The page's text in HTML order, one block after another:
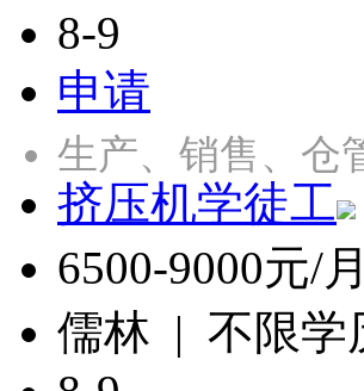
8-9
申请
生产、销售、
挤压机学徒工
6500-9000元/月
儒林 | 不限学